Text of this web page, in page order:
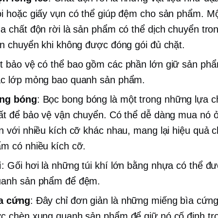
hoặc giấy vụn có thể giúp đệm cho sản phẩm.
chất độn rời là sản phẩm có thể dịch chuyển
chuyển khi không được đóng gói đủ chặt.
bảo vệ có thể bao gồm các phần lớn giữ sản
lớp mỏng bao quanh sản phẩm.
bóng: Bọc bong bóng là một trong những lựa
để bảo vệ vận chuyển. Có thể dễ dàng mua nó
với nhiều kích cỡ khác nhau, mang lại hiệu quả
có nhiều kích cỡ.
: Gối hơi là những túi khí lớn bằng nhựa có thể
sản phẩm để đệm.
cứng: Đây chỉ đơn giản là những miếng bìa